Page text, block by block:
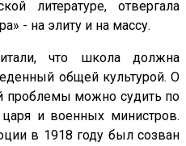
литературе, отвергала
- на элиту и на массу.
что школа должна
общей культурой. О
проблемы можно судить по
и военных министров.
в 1918 году был созван